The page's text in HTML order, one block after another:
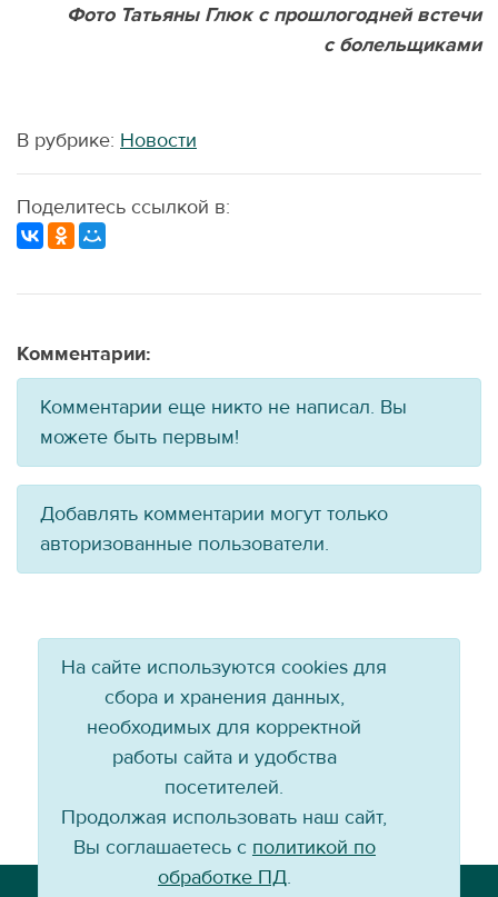
Фото Татьяны Глюк с прошлогодней встечи
с болельщиками
В рубрике: Новости
Поделитесь ссылкой в:
Комментарии:
Комментарии еще никто не написал. Вы
можете быть первым!
Добавлять комментарии могут только
авторизованные пользователи.
На сайте используются cookies для
сбора и хранения данных,
необходимых для корректной
работы сайта и удобства
посетителей.
Продолжая использовать наш сайт,
Вы соглашаетесь с политикой по
обработке ПД.